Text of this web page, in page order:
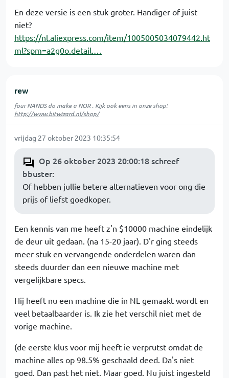
En deze versie is een stuk groter. Handiger of juist
niet?
https://nl.aliexpress.com/item/1005005034079442.ht
ml?spm=a2g0o.detail.…
rew
four NANDS do make a NOR . Kijk ook eens in onze shop:
http://www.bitwizard.nl/shop/
vrijdag 27 oktober 2023 10:35:54
Op 26 oktober 2023 20:00:18 schreef
bbuster:
Of hebben jullie betere alternatieven voor ong die
prijs of liefst goedkoper.
Een kennis van me heeft z'n $10000 machine eindelijk
de deur uit gedaan. (na 15-20 jaar). D'r ging steeds
meer stuk en vervangende onderdelen waren dan
steeds duurder dan een nieuwe machine met
vergelijkbare specs.
Hij heeft nu een machine die in NL gemaakt wordt en
veel betaalbaarder is. Ik zie het verschil niet met de
vorige machine.
(de eerste klus voor mij heeft ie verprutst omdat de
machine alles op 98.5% geschaald deed. Da's niet
goed. Dan past het niet. Maar goed. Nu juist ingesteld